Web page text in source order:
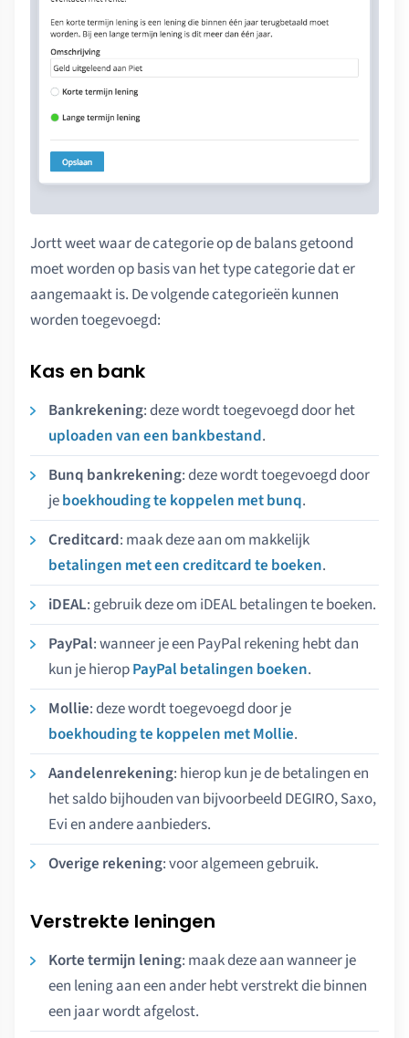
Jortt weet waar de categorie op de balans getoond
moet worden op basis van het type categorie dat er
aangemaakt is. De volgende categorieën kunnen
worden toegevoegd:
Kas en bank
Bankrekening: deze wordt toegevoegd door het
uploaden van een bankbestand.
Bunq bankrekening: deze wordt toegevoegd door
jeboekhouding te koppelen met bunq.
Creditcard: maak deze aan om makkelijk
betalingen met een creditcard te boeken.
iDEAL: gebruik deze om iDEAL betalingen te boeken.
PayPal: wanneer je een PayPal rekening hebt dan
kun je hieropPayPal betalingen boeken.
Mollie: deze wordt toegevoegd door je
boekhouding te koppelen met Mollie.
Aandelenrekening: hierop kun je de betalingen en
het saldo bijhouden van bijvoorbeeld DEGIRO, Saxo,
Evi en andere aanbieders.
Overige rekening: voor algemeen gebruik.
Verstrekte leningen
Korte termijn lening: maak deze aan wanneer je
een lening aan een ander hebt verstrekt die binnen
een jaar wordt afgelost.